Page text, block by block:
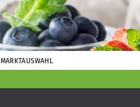
MARKTAUSWAHL